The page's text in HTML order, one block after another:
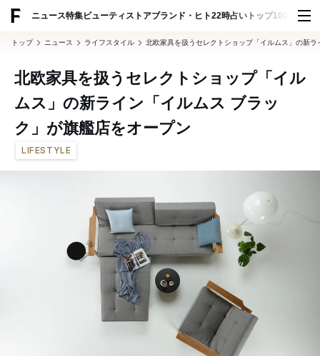
ニュース特集ビューティ ストアブランド・ヒト22時占い トップ100 スナッ
トップ ニュース ライフスタイル 北欧家具を扱うセレクトショップ「イルムス」の新
北欧家具を扱うセレクトショップ「イル
ムス」の新ライン「イルムス ブラッ
ク」が旗艦店をオープン
LIFESTYLE